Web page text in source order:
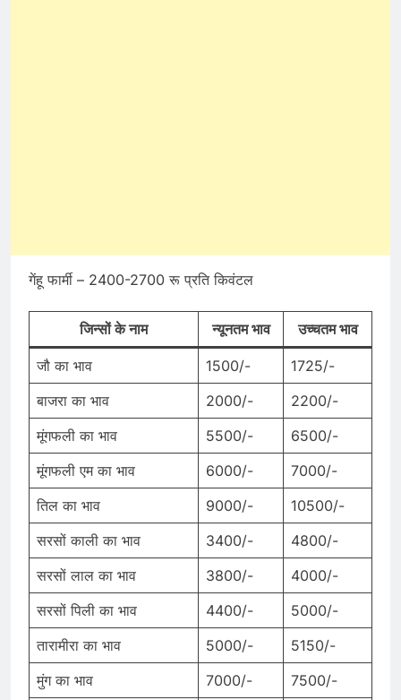
गेंहू फार्मी – 2400-2700 रू प्रति किवंटल
जिन्सों के नाम न्यूनतम भाव उच्चतम भाव
जौ का भाव 1500/-
1725/-
बाजरा का भाव
2000/-
2200/-
मूंगफली का भाव
5500/-
6500/-
मूंगफली एम का भाव
6000/-
7000/-
तिल का भाव
9000/-
10500/-
सरसों काली का भाव
3400/-
4800/-
सरसों लाल का भाव
3800/-
4000/-
सरसों पिली का भाव
4400/-
5000/-
तारामीरा का भाव
5000/-
5150/-
मुंग का भाव
7000/-
7500/-